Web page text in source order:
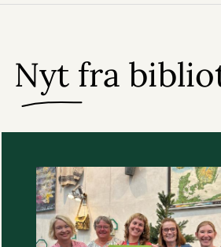
Nyt fra